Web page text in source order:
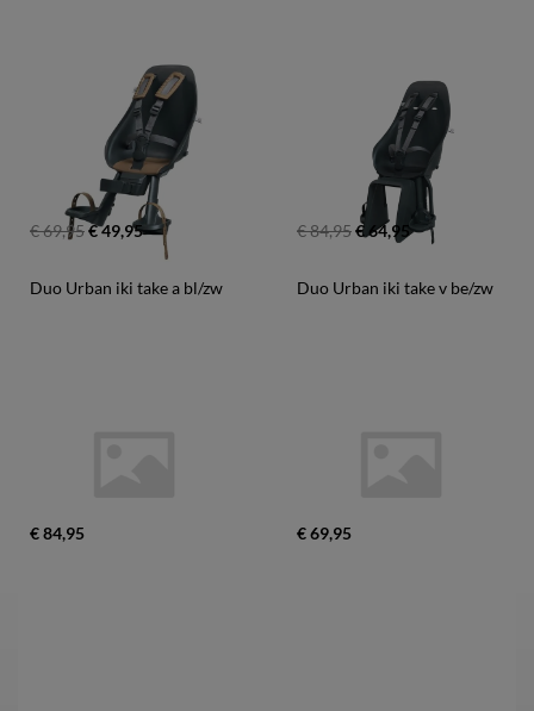
€ 69,95€ 49,95 € 84,95€ 64,95
Duo Urban iki take a bl/zw
€ 84,95
Duo Urban iki take v be/zw
€ 69,95